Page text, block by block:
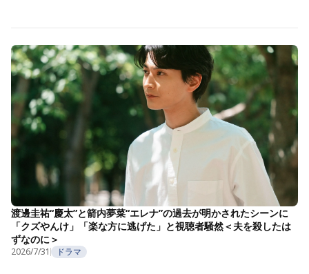
渡邊圭祐“慶太”と箭内夢菜“エレナ”の過去が明かされたシーンに
「クズやんけ」「楽な方に逃げた」と視聴者騒然＜夫を殺したは
ずなのに＞
2026/7/31 ドラマ